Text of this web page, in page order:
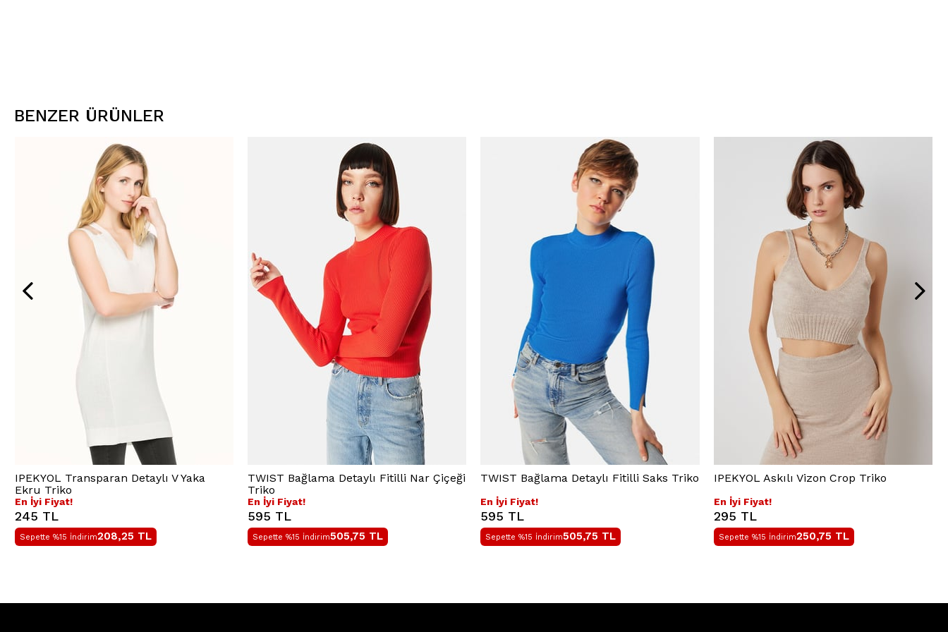
BENZER ÜRÜNLER
IPEKYOL Transparan Detaylı V Yaka
Ekru Triko
En İyi Fiyat!
245 TL
Sepette %15 İndirim208,25 TL
TWIST Bağlama Detaylı Fitilli Nar Çiçeği
Triko
En İyi Fiyat!
595 TL
Sepette %15 İndirim505,75 TL
TWIST Bağlama Detaylı Fitilli Saks Triko
En İyi Fiyat!
595 TL
Sepette %15 İndirim505,75 TL
IPEKYOL Askılı Vizon Crop Triko
En İyi Fiyat!
295 TL
Sepette %15 İndirim250,75 TL